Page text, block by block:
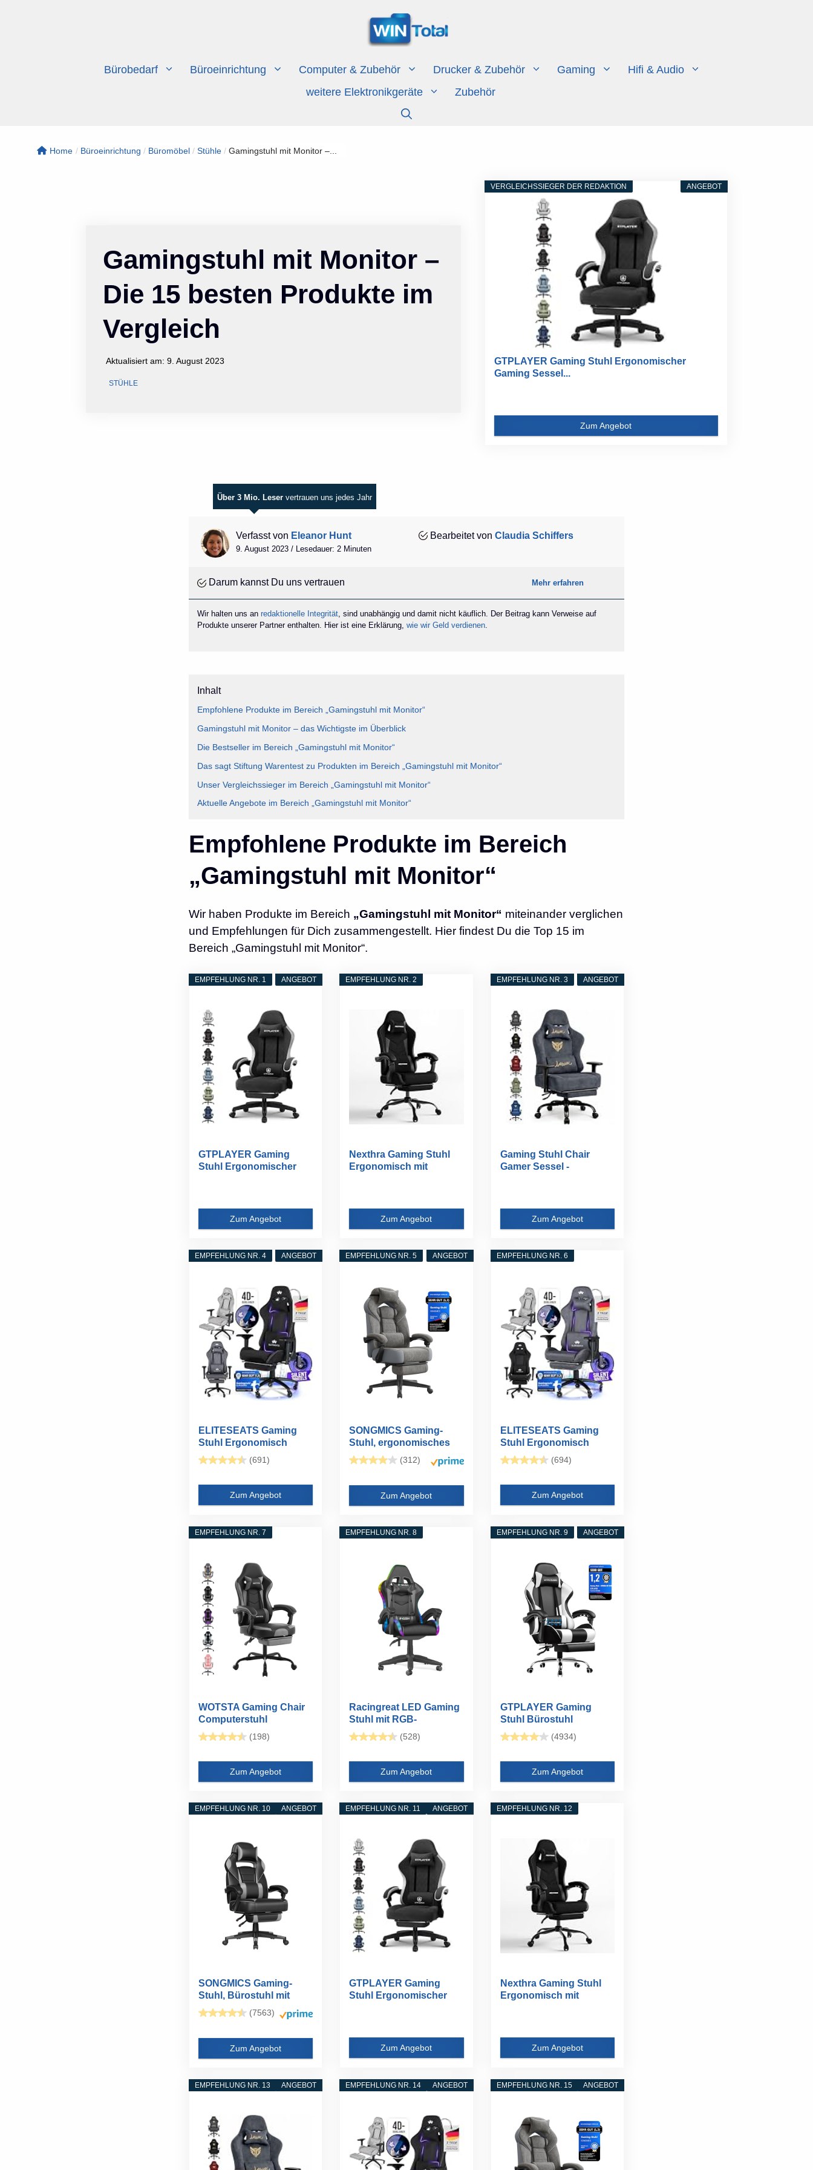
Bürobedarf Büroeinrichtung Computer & Zubehör Drucker & Zubehör Gaming
Hifi & Audio
weitere Elektronikgeräte
Zubehör
Home / Büroeinrichtung / Büromöbel / Stühle / Gamingstuhl mit Monitor –...
Gamingstuhl mit Monitor –
Die 15 besten Produkte im
Vergleich
Aktualisiert am:9. August 2023
STÜHLE
ANGEBOT
VERGLEICHSSIEGER DER REDAKTION
GTPLAYER Gaming Stuhl Ergonomischer
Gaming Sessel...
Zum Angebot
Über 3 Mio. Leser vertrauen uns jedes Jahr
Verfasst von Eleanor Hunt
9. August 2023 / Lesedauer: 2 Minuten
Bearbeitet von Claudia Schiffers
Darum kannst Du uns vertrauen Mehr erfahren
Wir halten uns anredaktionelle Integrität, sind unabhängig und damit nicht käuflich. Der Beitrag kann Verweise auf
Produkte unserer Partner enthalten. Hier ist eine Erklärung,wie wir Geld verdienen.
Inhalt
Empfohlene Produkte im Bereich „Gamingstuhl mit Monitor“
Gamingstuhl mit Monitor – das Wichtigste im Überblick
Die Bestseller im Bereich „Gamingstuhl mit Monitor“
Das sagt Stiftung Warentest zu Produkten im Bereich „Gamingstuhl mit Monitor“
Unser Vergleichssieger im Bereich „Gamingstuhl mit Monitor“
Aktuelle Angebote im Bereich „Gamingstuhl mit Monitor“
Empfohlene Produkte im Bereich
„Gamingstuhl mit Monitor“
Wir haben Produkte im Bereich „Gamingstuhl mit Monitor“ miteinander verglichen
und Empfehlungen für Dich zusammengestellt. Hier findest Du die Top 15 im
Bereich „Gamingstuhl mit Monitor“.
ANGEBOT
EMPFEHLUNG NR. 1
GTPLAYER Gaming
Stuhl Ergonomischer
Zum Angebot
EMPFEHLUNG NR. 2
Nexthra Gaming Stuhl
Ergonomisch mit
Zum Angebot
ANGEBOT
EMPFEHLUNG NR. 3
Gaming Stuhl Chair
Gamer Sessel -
Zum Angebot
ANGEBOT
EMPFEHLUNG NR. 4
ELITESEATS Gaming
Stuhl Ergonomisch
[TESTSIEGER...
(691)
Zum Angebot
ANGEBOT
EMPFEHLUNG NR. 5
SONGMICS Gaming-
Stuhl, ergonomisches
Design, mit...
(312)
Zum Angebot
EMPFEHLUNG NR. 6
ELITESEATS Gaming
Stuhl Ergonomisch
[TESTSIEGER...
(694)
Zum Angebot
EMPFEHLUNG NR. 7
WOTSTA Gaming Chair
Computerstuhl
Ergonomischer...
(198)
Zum Angebot
EMPFEHLUNG NR. 8
Racingreat LED Gaming
Stuhl mit RGB-
Lichtleiste...
(528)
Zum Angebot
ANGEBOT
EMPFEHLUNG NR. 9
GTPLAYER Gaming
Stuhl Bürostuhl
Massage Gaming...
(4934)
Zum Angebot
ANGEBOT
EMPFEHLUNG NR. 10
SONGMICS Gaming-
Stuhl, Bürostuhl mit
Fußstütze...
(7563)
Zum Angebot
ANGEBOT
EMPFEHLUNG NR. 11
GTPLAYER Gaming
Stuhl Ergonomischer
Zum Angebot
EMPFEHLUNG NR. 12
Nexthra Gaming Stuhl
Ergonomisch mit
Zum Angebot
ANGEBOT
EMPFEHLUNG NR. 13 ANGEBOT
EMPFEHLUNG NR. 14 ANGEBOT
EMPFEHLUNG NR. 15